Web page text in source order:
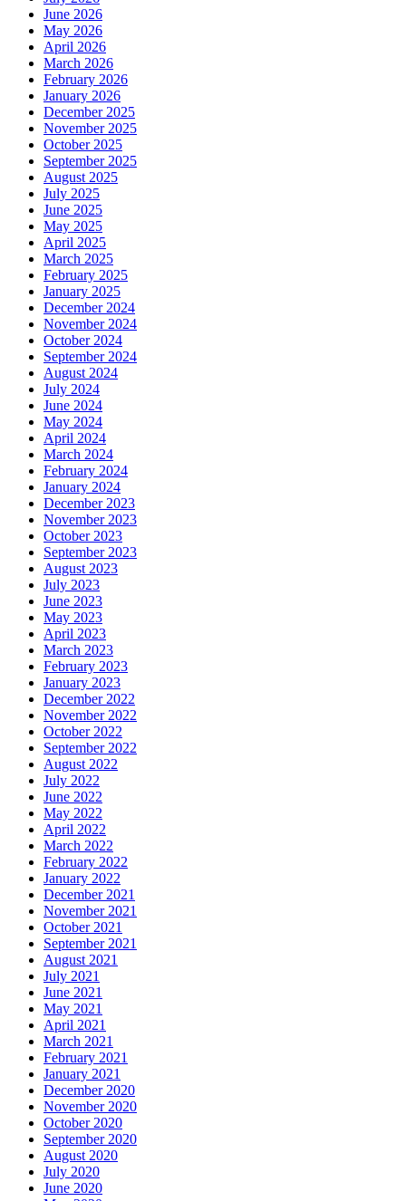
June 2026
May 2026
April 2026
March 2026
February 2026
January 2026
December 2025
November 2025
October 2025
September 2025
August 2025
July 2025
June 2025
May 2025
April 2025
March 2025
February 2025
January 2025
December 2024
November 2024
October 2024
September 2024
August 2024
July 2024
June 2024
May 2024
April 2024
March 2024
February 2024
January 2024
December 2023
November 2023
October 2023
September 2023
August 2023
July 2023
June 2023
May 2023
April 2023
March 2023
February 2023
January 2023
December 2022
November 2022
October 2022
September 2022
August 2022
July 2022
June 2022
May 2022
April 2022
March 2022
February 2022
January 2022
December 2021
November 2021
October 2021
September 2021
August 2021
July 2021
June 2021
May 2021
April 2021
March 2021
February 2021
January 2021
December 2020
November 2020
October 2020
September 2020
August 2020
July 2020
June 2020